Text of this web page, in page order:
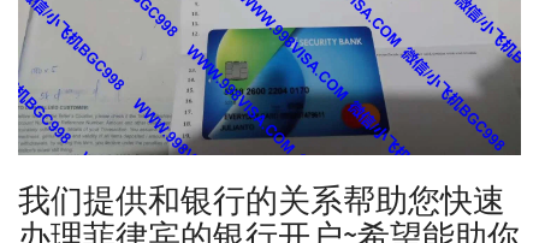
我们提供和银行的关系帮助您快速
办理菲律宾的银行开户~希望能助你